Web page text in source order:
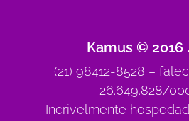
Kamus ©
(21) 98412-8528 –
26.649.828/
Incrivelmente